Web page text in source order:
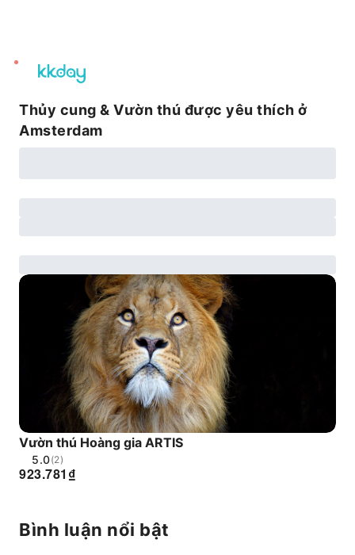
unread
notifications
Thủy cung & Vườn thú được yêu thích ở
Amsterdam
Vườn thú Hoàng gia ARTIS
5.0(2)
₫
923.781
Bình luận nổi bật